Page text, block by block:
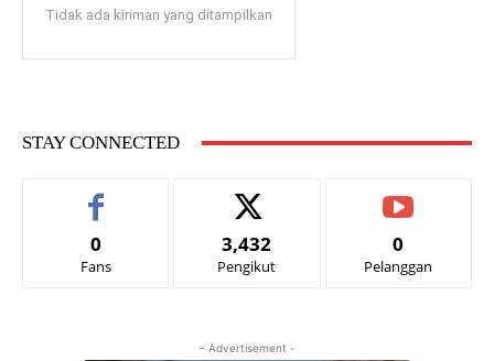
Tidak ada kiriman yang ditampilkan
STAY CONNECTED
0
Fans
3,432
Pengikut
0
Pelanggan
- Advertisement -